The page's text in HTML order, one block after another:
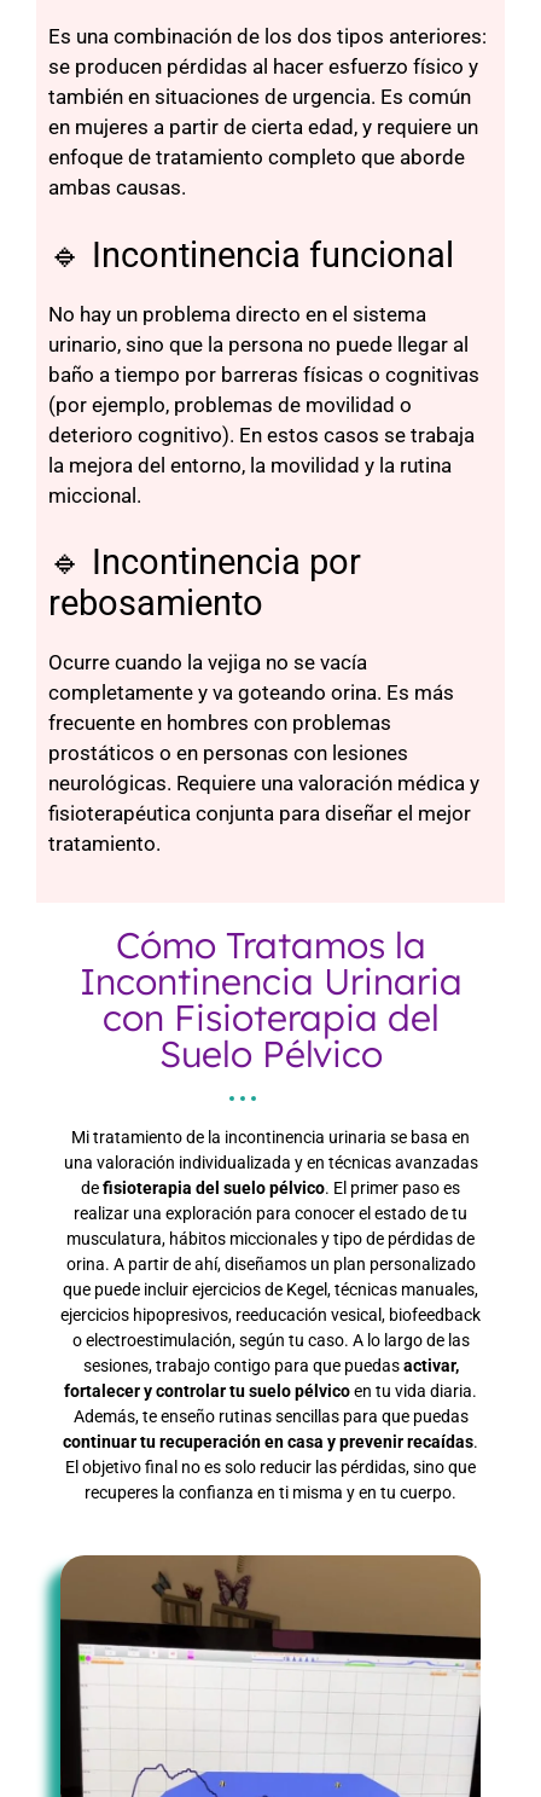
Es una combinación de los dos tipos anteriores:
se producen pérdidas al hacer esfuerzo físico y
también en situaciones de urgencia. Es común
en mujeres a partir de cierta edad, y requiere un
enfoque de tratamiento completo que aborde
ambas causas.
🔹 Incontinencia funcional
No hay un problema directo en el sistema
urinario, sino que la persona no puede llegar al
baño a tiempo por barreras físicas o cognitivas
(por ejemplo, problemas de movilidad o
deterioro cognitivo). En estos casos se trabaja
la mejora del entorno, la movilidad y la rutina
miccional.
🔹 Incontinencia por
rebosamiento
Ocurre cuando la vejiga no se vacía
completamente y va goteando orina. Es más
frecuente en hombres con problemas
prostáticos o en personas con lesiones
neurológicas. Requiere una valoración médica y
fisioterapéutica conjunta para diseñar el mejor
tratamiento.
Cómo Tratamos la
Incontinencia Urinaria
con Fisioterapia del
Suelo Pélvico
Mi tratamiento de la incontinencia urinaria se basa en
una valoración individualizada y en técnicas avanzadas
defisioterapia del suelo pélvico. El primer paso es
realizar una exploración para conocer el estado de tu
musculatura, hábitos miccionales y tipo de pérdidas de
orina. A partir de ahí, diseñamos un plan personalizado
que puede incluir ejercicios de Kegel, técnicas manuales,
ejercicios hipopresivos, reeducación vesical, biofeedback
o electroestimulación, según tu caso. A lo largo de las
sesiones, trabajo contigo para que puedasactivar,
fortalecer y controlar tu suelo pélvicoen tu vida diaria.
Además, te enseño rutinas sencillas para que puedas
continuar tu recuperación en casa y prevenir recaídas.
El objetivo final no es solo reducir las pérdidas, sino que
recuperes la confianza en ti misma y en tu cuerpo.